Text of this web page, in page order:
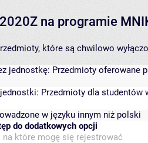
na programie
które są chwilowo
jednostkę: Przedmioty oferowane
Przedmioty dla studentów
w języku innym niż polski
do dodatkowych opcji
które mogę się rejestrować